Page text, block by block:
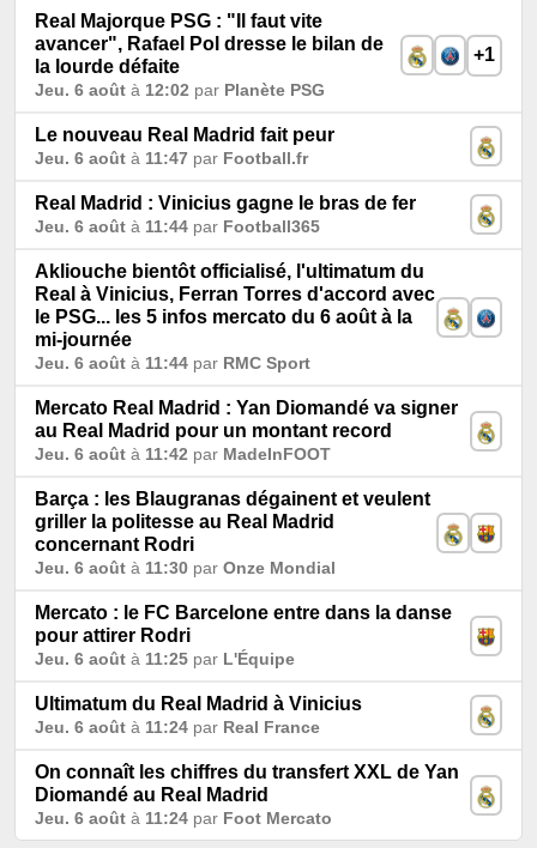
Real Majorque PSG : "Il faut vite
avancer", Rafael Pol dresse le bilan de
la lourde défaite
Jeu. 6 août à 12:02 par Planète PSG
+1
Le nouveau Real Madrid fait peur
Jeu. 6 août à 11:47 par Football.fr
Real Madrid : Vinicius gagne le bras de fer
Jeu. 6 août à 11:44 par Football365
Akliouche bientôt officialisé, l'ultimatum du
Real à Vinicius, Ferran Torres d'accord avec
le PSG... les 5 infos mercato du 6 août à la
mi-journée
Jeu. 6 août à 11:44 par RMC Sport
Mercato Real Madrid : Yan Diomandé va signer
au Real Madrid pour un montant record
Jeu. 6 août à 11:42 par MadeInFOOT
Barça : les Blaugranas dégainent et veulent
griller la politesse au Real Madrid
concernant Rodri
Jeu. 6 août à 11:30 par Onze Mondial
Mercato : le FC Barcelone entre dans la danse
pour attirer Rodri
Jeu. 6 août à 11:25 par L'Équipe
Ultimatum du Real Madrid à Vinicius
Jeu. 6 août à 11:24 par Real France
On connaît les chiffres du transfert XXL de Yan
Diomandé au Real Madrid
Jeu. 6 août à 11:24 par Foot Mercato